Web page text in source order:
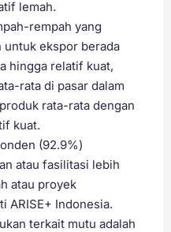
lemah.
rempah yang
ekspor berada
hingga relatif kuat,
rata di pasar dalam
rata-rata dengan
kuat.
(92.9%)
atau fasilitasi lebih
atau proyek
ARISE+ Indonesia.
terkait mutu adalah